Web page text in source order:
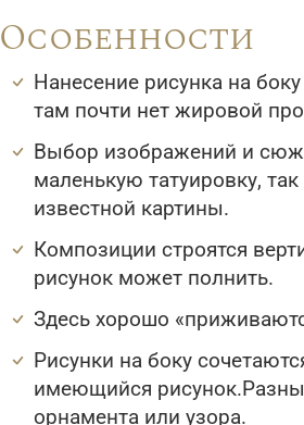
Особенности
Нанесение рисунка на
там почти нет жировой
Выбор изображений и
маленькую татуировку,
известной картины.
Композиции строятся
рисунок может полнить.
Здесь хорошо
Рисунки на боку
имеющийся
орнамента или узора.